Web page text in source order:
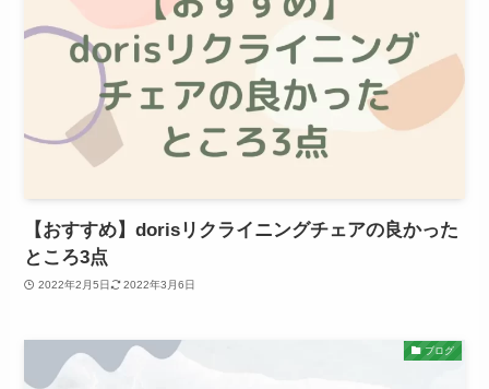
【おすすめ】dorisリクライニングチェアの良かった
ところ3点
2022年2月5日 2022年3月6日
ブログ